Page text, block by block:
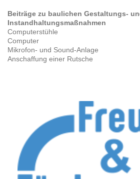
Beiträge zu baulichen Gestaltungs-
Instandhaltungsmaßnahmen
Computerstühle
Computer
Mikrofon- und Sound-Anlage
Anschaffung einer Rutsche